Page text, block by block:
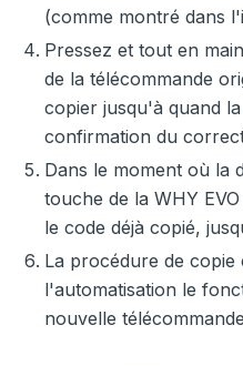
(comme montré dans
Pressez et tout en
de la télécommande
copier jusqu'à quand
confirmation du
Dans le moment où la
touche de la WHY
le code déjà copié,
La procédure de copie
l'automatisation le
nouvelle